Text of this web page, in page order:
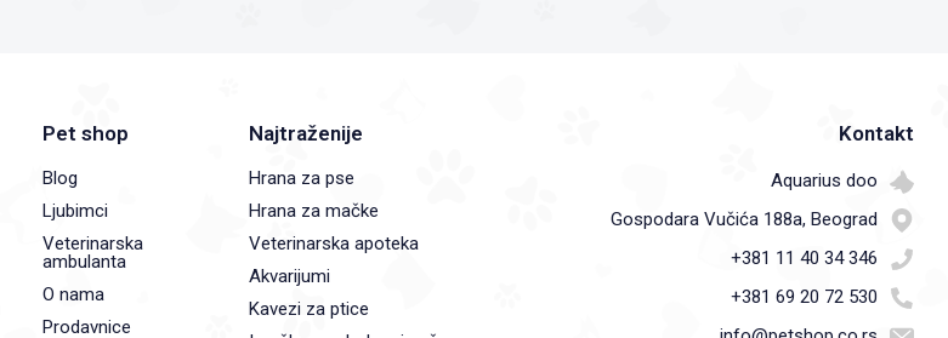
Pet shop
Blog
Ljubimci
Veterinarska
ambulanta
O nama
Prodavnice
Najtraženije
Hrana za pse
Hrana za mačke
Veterinarska apoteka
Akvarijumi
Kavezi za ptice
Kontakt
Aquarius doo
Gospodara Vučića 188a, Beograd
+381 11 40 34 346
+381 69 20 72 530